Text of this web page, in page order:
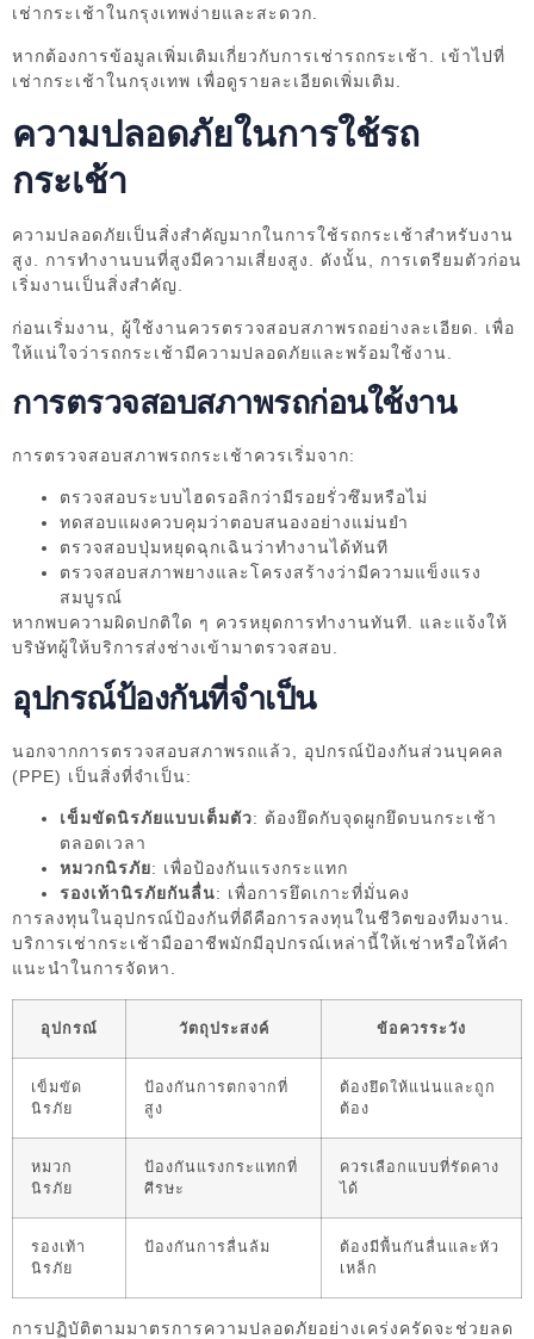
เช่ากระเช้าในกรุงเทพง่ายและสะดวก.
หากต้องการข้อมูลเพิ่มเติมเกี่ยวกับการเช่ารถกระเช้า. เข้าไปที่
เช่ากระเช้าในกรุงเทพ เพื่อดูรายละเอียดเพิ่มเติม.
ความปลอดภัยในการใช้รถ
กระเช้า
ความปลอดภัยเป็นสิ่งสำคัญมากในการใช้รถกระเช้าสำหรับงาน
สูง. การทำงานบนที่สูงมีความเสี่ยงสูง. ดังนั้น, การเตรียมตัวก่อน
เริ่มงานเป็นสิ่งสำคัญ.
ก่อนเริ่มงาน, ผู้ใช้งานควรตรวจสอบสภาพรถอย่างละเอียด. เพื่อ
ให้แน่ใจว่ารถกระเช้ามีความปลอดภัยและพร้อมใช้งาน.
การตรวจสอบสภาพรถก่อนใช้งาน
การตรวจสอบสภาพรถกระเช้าควรเริ่มจาก:
ตรวจสอบระบบไฮดรอลิกว่ามีรอยรั่วซึมหรือไม่
ทดสอบแผงควบคุมว่าตอบสนองอย่างแม่นยำ
ตรวจสอบปุ่มหยุดฉุกเฉินว่าทำงานได้ทันที
ตรวจสอบสภาพยางและโครงสร้างว่ามีความแข็งแรง
สมบูรณ์
หากพบความผิดปกติใด ๆ ควรหยุดการทำงานทันที. และแจ้งให้
บริษัทผู้ให้บริการส่งช่างเข้ามาตรวจสอบ.
อุปกรณ์ป้องกันที่จำเป็น
นอกจากการตรวจสอบสภาพรถแล้ว, อุปกรณ์ป้องกันส่วนบุคคล
(PPE) เป็นสิ่งที่จำเป็น:
เข็มขัดนิรภัยแบบเต็มตัว: ต้องยึดกับจุดผูกยึดบนกระเช้า
ตลอดเวลา
หมวกนิรภัย: เพื่อป้องกันแรงกระแทก
รองเท้านิรภัยกันลื่น: เพื่อการยึดเกาะที่มั่นคง
การลงทุนในอุปกรณ์ป้องกันที่ดีคือการลงทุนในชีวิตของทีมงาน.
บริการเช่ากระเช้ามืออาชีพมักมีอุปกรณ์เหล่านี้ให้เช่าหรือให้คำ
แนะนำในการจัดหา.
อุปกรณ์ วัตถุประสงค์ ข้อควรระวัง
เข็มขัด
นิรภัย
ป้องกันการตกจากที่
สูง
ต้องยึดให้แน่นและถูก
ต้อง
หมวก
นิรภัย
ป้องกันแรงกระแทกที่
ศีรษะ
ควรเลือกแบบที่รัดคาง
ได้
รองเท้า
นิรภัย
ป้องกันการลื่นล้ม
ต้องมีพื้นกันลื่นและหัว
เหล็ก
การปฏิบัติตามมาตรการความปลอดภัยอย่างเคร่งครัดจะช่วยลด